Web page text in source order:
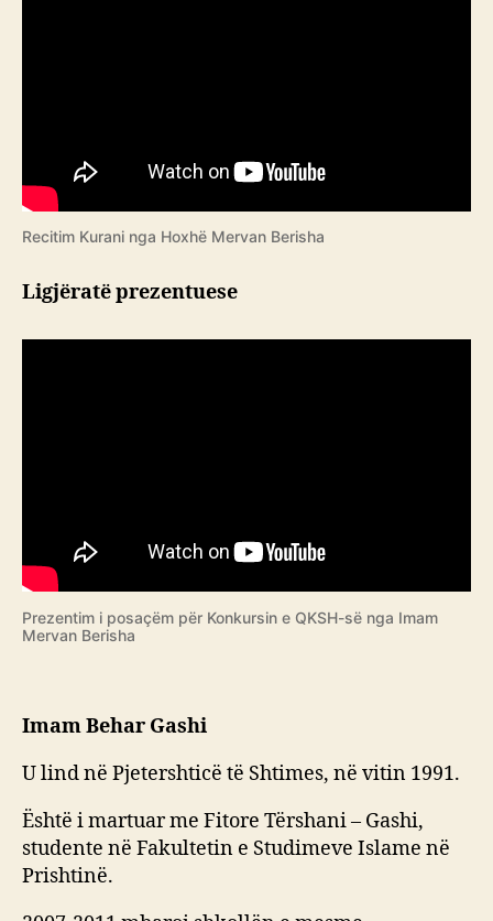
Recitim Kurani nga Hoxhë Mervan Berisha
Ligjëratë prezentuese
Prezentim i posaçëm për Konkursin e QKSH-së nga Imam
Mervan Berisha
Imam Behar Gashi
U lind në Pjetershticë të Shtimes, në vitin 1991.
Është i martuar me Fitore Tërshani – Gashi,
studente në Fakultetin e Studimeve Islame në
Prishtinë.